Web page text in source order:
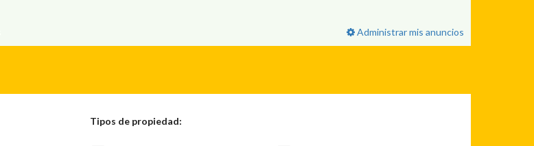
Administrar mis anuncios
Tipos de propiedad: